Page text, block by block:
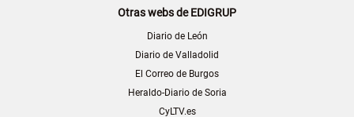
Otras webs de EDIGRUP
Diario de León
Diario de Valladolid
El Correo de Burgos
Heraldo-Diario de Soria
CyLTV.es